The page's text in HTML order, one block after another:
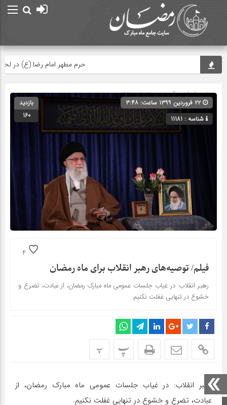
حرم مطهر امام رضا (ع) در لحظه
صفحه اصلی» گروه » دسته‌بندی نشده
شناسه : 11181
بازدید
160
4
فیلم/ توصیه‌های رهبر انقلاب برای ماه رمضان
رهبر انقلاب: در غیاب جلسات عمومی ماه مبارک رمضان، از عبادت، تضرع و
خشوع در تنهایی غفلت نکنیم.
پ پ
رهبر انقلاب: در غیاب جلسات عمومی ماه مبارک رمضان، از
عبادت، تضرع و خشوع در تنهایی غفلت نکنیم.